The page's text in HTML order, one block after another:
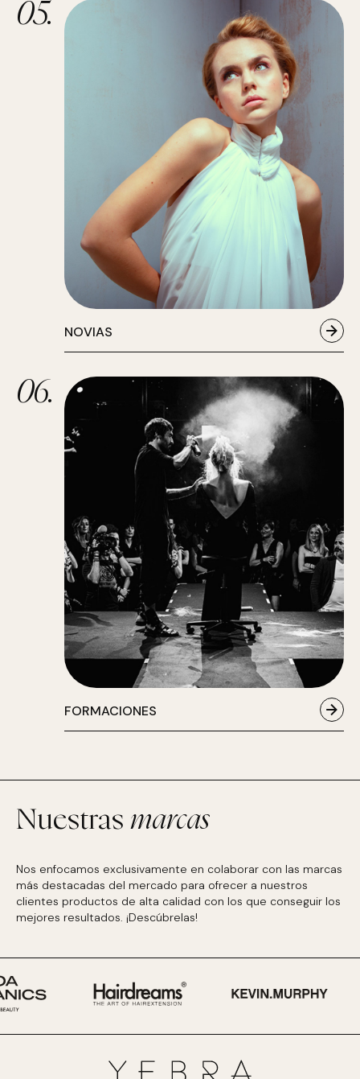
05.
NOVIAS
06.
FORMACIONES
Nuestras marcas
Nos enfocamos exclusivamente en colaborar con las marcas
más destacadas del mercado para ofrecer a nuestros
clientes productos de alta calidad con los que conseguir los
mejores resultados. ¡Descúbrelas!